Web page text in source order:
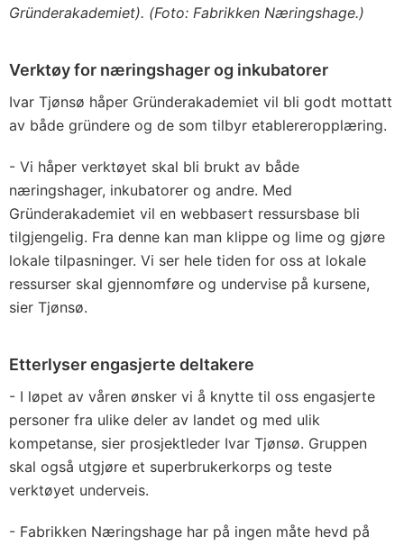
Gründerakademiet). (Foto: Fabrikken Næringshage.)
Verktøy for næringshager og inkubatorer
Ivar Tjønsø håper Gründerakademiet vil bli godt mottatt
av både gründere og de som tilbyr etablereropplæring.
- Vi håper verktøyet skal bli brukt av både
næringshager, inkubatorer og andre. Med
Gründerakademiet vil en webbasert ressursbase bli
tilgjengelig. Fra denne kan man klippe og lime og gjøre
lokale tilpasninger. Vi ser hele tiden for oss at lokale
ressurser skal gjennomføre og undervise på kursene,
sier Tjønsø.
Etterlyser engasjerte deltakere
- I løpet av våren ønsker vi å knytte til oss engasjerte
personer fra ulike deler av landet og med ulik
kompetanse, sier prosjektleder Ivar Tjønsø. Gruppen
skal også utgjøre et superbrukerkorps og teste
verktøyet underveis.
- Fabrikken Næringshage har på ingen måte hevd på